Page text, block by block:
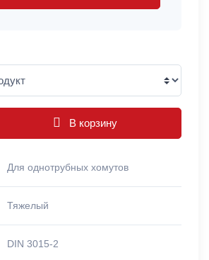
В корзину
Для однотрубных хомутов
Тяжелый
DIN 3015-2